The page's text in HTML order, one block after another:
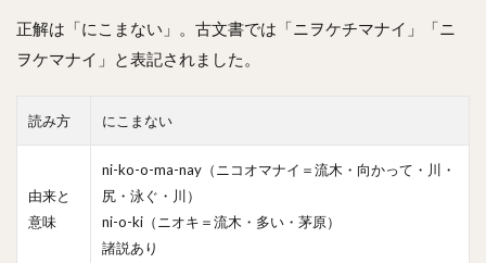
正解は「にこまない」。古文書では「ニヲケチマナイ」「ニ
ヲケマナイ」と表記されました。
読み方 にこまない
由来と
意味
ni-ko-o-ma-nay（ニコオマナイ＝流木・向かって・川・
尻・泳ぐ・川）
ni-o-ki（ニオキ＝流木・多い・茅原）
諸説あり